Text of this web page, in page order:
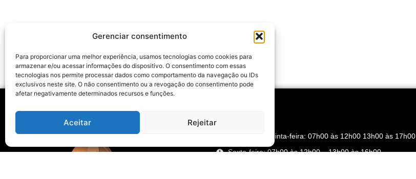
Gerenciar consentimento
Para proporcionar uma melhor experiência, usamos tecnologias como cookies para
armazenar e/ou acessar informações do dispositivo. O consentimento com essas
tecnologias nos permite processar dados como comportamento da navegação ou IDs
exclusivos neste site. O não consentimento ou a revogação do consentimento pode
afetar negativamente determinados recursos e funções.
Aceitar RejeitarHorários
Segunda à Quinta-feira: 07h00 às 12h00 13h00 às 17h00
Sexta-feira: 07h00 às 12h00 – 13h00 às 16h00